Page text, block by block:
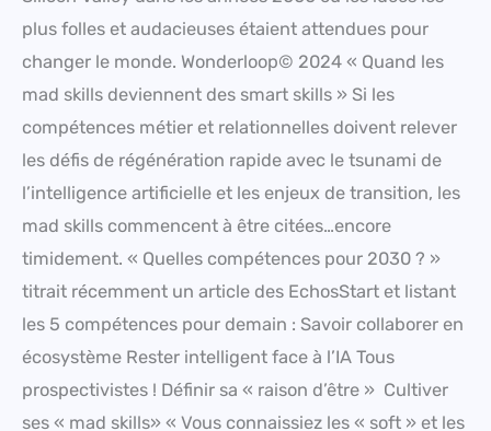
plus folles et audacieuses étaient attendues pour
changer le monde. Wonderloop© 2024 « Quand les
mad skills deviennent des smart skills » Si les
compétences métier et relationnelles doivent relever
les défis de régénération rapide avec le tsunami de
l’intelligence artificielle et les enjeux de transition, les
mad skills commencent à être citées…encore
timidement. « Quelles compétences pour 2030 ? »
titrait récemment un article des EchosStart et listant
les 5 compétences pour demain : Savoir collaborer en
écosystème Rester intelligent face à l’IA Tous
prospectivistes ! Définir sa « raison d’être » Cultiver
ses « mad skills» « Vous connaissiez les « soft » et les